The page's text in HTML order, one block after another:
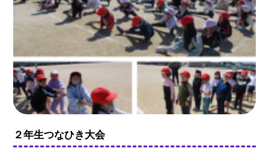
２年生つなひき大会